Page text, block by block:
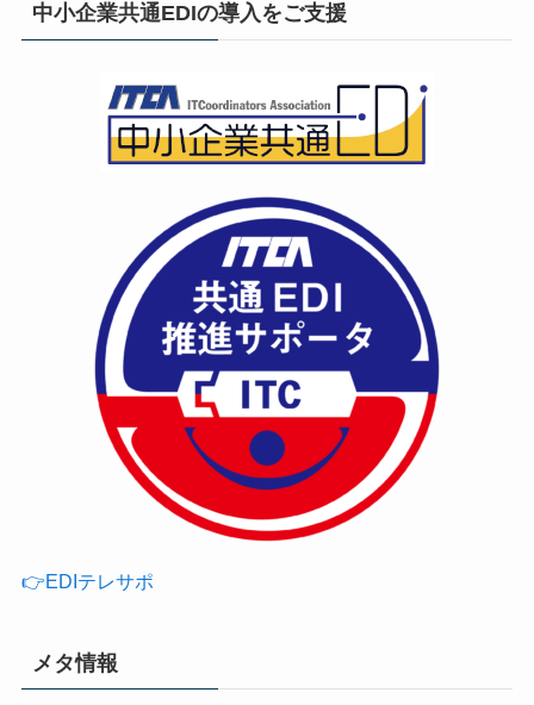
中小企業共通EDIの導入をご支援
👉EDIテレサポ
メタ情報